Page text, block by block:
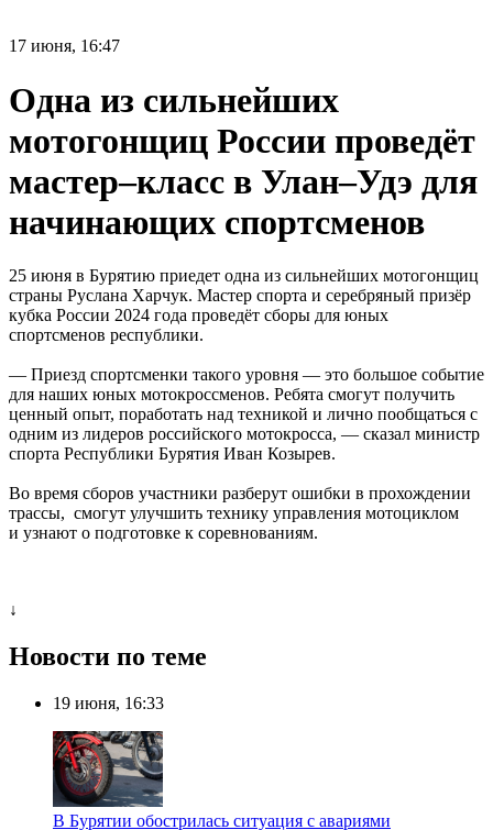
17 июня, 16:47
Одна из сильнейших
мотогонщиц России проведёт
мастер–класс в Улан–Удэ для
начинающих спортсменов
25 июня в Бурятию приедет одна из сильнейших мотогонщиц
страны Руслана Харчук. Мастер спорта и серебряный призёр
кубка России 2024 года проведёт сборы для юных
спортсменов республики.
— Приезд спортсменки такого уровня — это большое событие
для наших юных мотокроссменов. Ребята смогут получить
ценный опыт, поработать над техникой и лично пообщаться с
одним из лидеров российского мотокросса, — сказал министр
спорта Республики Бурятия Иван Козырев.
Во время сборов участники разберут ошибки в прохождении
трассы, смогут улучшить технику управления мотоциклом
и узнают о подготовке к соревнованиям.
↓
Новости по теме
19 июня, 16:33
В Бурятии обострилась ситуация с авариями